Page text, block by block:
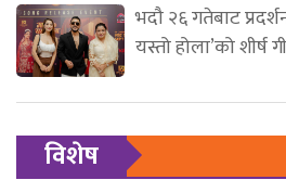
भदौ २६ गतेबाट
यस्तो होला’को
विशेष